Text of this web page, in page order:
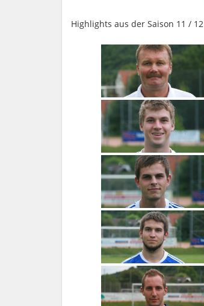
Highlights aus der Saison 11 / 12